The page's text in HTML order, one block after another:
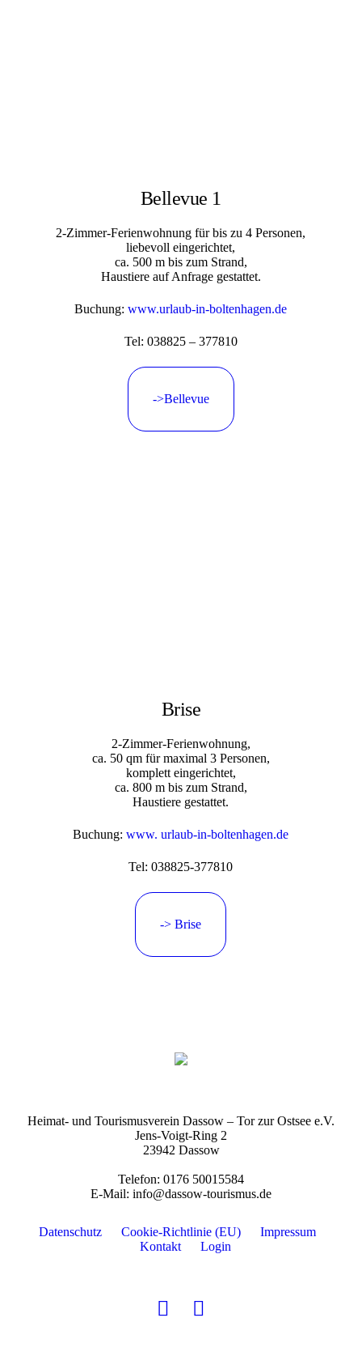
Bellevue 1
2-Zimmer-Ferienwohnung für bis zu 4 Personen,
liebevoll eingerichtet,
ca. 500 m bis zum Strand,
Haustiere auf Anfrage gestattet.
Buchung: www.urlaub-in-boltenhagen.de
Tel: 038825 – 377810
->Bellevue
Brise
2-Zimmer-Ferienwohnung,
ca. 50 qm für maximal 3 Personen,
komplett eingerichtet,
ca. 800 m bis zum Strand,
Haustiere gestattet.
Buchung:www. urlaub-in-boltenhagen.de
Tel: 038825-377810
-> Brise
Heimat- und Tourismusverein Dassow – Tor zur Ostsee e.V.
Jens-Voigt-Ring 2
23942 Dassow
Telefon: 0176 50015584
E-Mail: info@dassow-tourismus.de
Datenschutz Cookie-Richtlinie (EU)
Impressum
Kontakt
Login